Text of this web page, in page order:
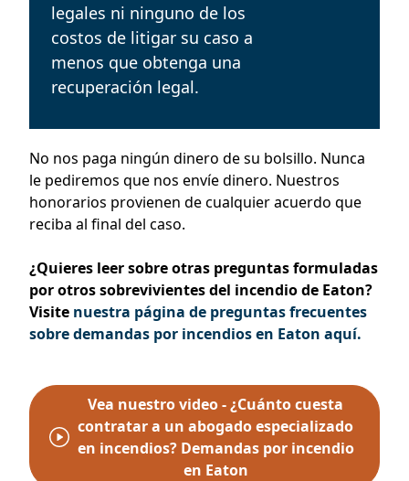
legales ni ninguno de los
costos de litigar su caso a
menos que obtenga una
recuperación legal.
No nos paga ningún dinero de su bolsillo. Nunca
le pediremos que nos envíe dinero. Nuestros
honorarios provienen de cualquier acuerdo que
reciba al final del caso.
¿Quieres leer sobre otras preguntas formuladas
por otros sobrevivientes del incendio de Eaton?
Visite nuestra página de preguntas frecuentes
sobre demandas por incendios en Eaton aquí.
Vea nuestro video - ¿Cuánto cuesta
contratar a un abogado especializado
en incendios? Demandas por incendio
en Eaton